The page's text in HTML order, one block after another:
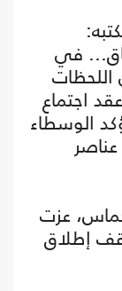
في
اللحظات
اجتماع
الوسطاء
عزت
إطلاق